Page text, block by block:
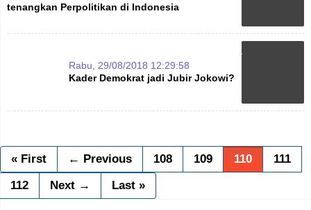
tenangkan Perpolitikan di Indonesia
Rabu, 29/08/2018 12:29:58
Kader Demokrat jadi Jubir Jokowi?
« First ← Previous 108 109 110
111
112
Next → Last »